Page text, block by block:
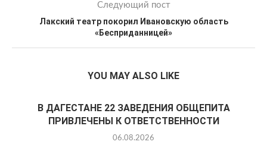
Следующий пост
Лакский театр покорил Ивановскую область
«Бесприданницей»
YOU MAY ALSO LIKE
В ДАГЕСТАНЕ 22 ЗАВЕДЕНИЯ ОБЩЕПИТА
ПРИВЛЕЧЕНЫ К ОТВЕТСТВЕННОСТИ
06.08.2026